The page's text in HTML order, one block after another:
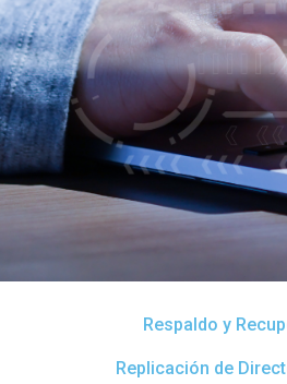
Respaldo y
Replicación de